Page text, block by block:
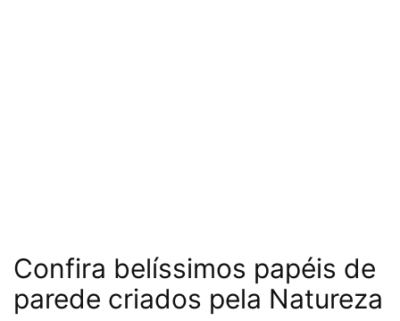
Confira belíssimos papéis de
parede criados pela Natureza